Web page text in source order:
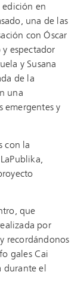
edición en
una de las
con Óscar
espectador
y Susana
de la
una
emergentes y
con la
que
por
recordándonos
gales Cai
durante el